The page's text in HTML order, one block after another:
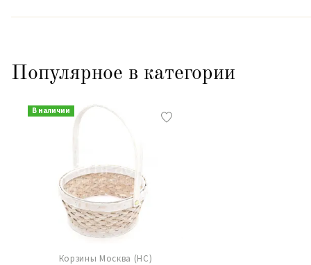
Популярное в категории
В наличии
Корзины Москва (НС)